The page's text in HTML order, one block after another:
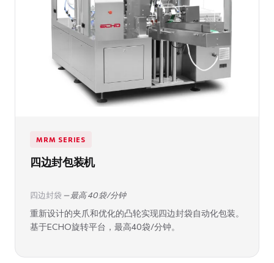
MRM SERIES
四边封包装机
四边封袋 — 最高 40 袋/分钟
重新设计的夹爪和优化的凸轮实现四边封袋自动化包装。
基于ECHO旋转平台，最高40袋/分钟。